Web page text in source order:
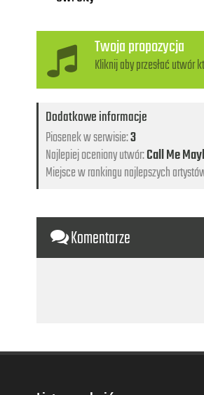
Twoja propozycja
Kliknij aby przesłać utwór
Dodatkowe informacje
Piosenek w serwisie:3
Najlepiej oceniony utwór:Call Me
Miejsce w rankingu najlepszych
Komentarze